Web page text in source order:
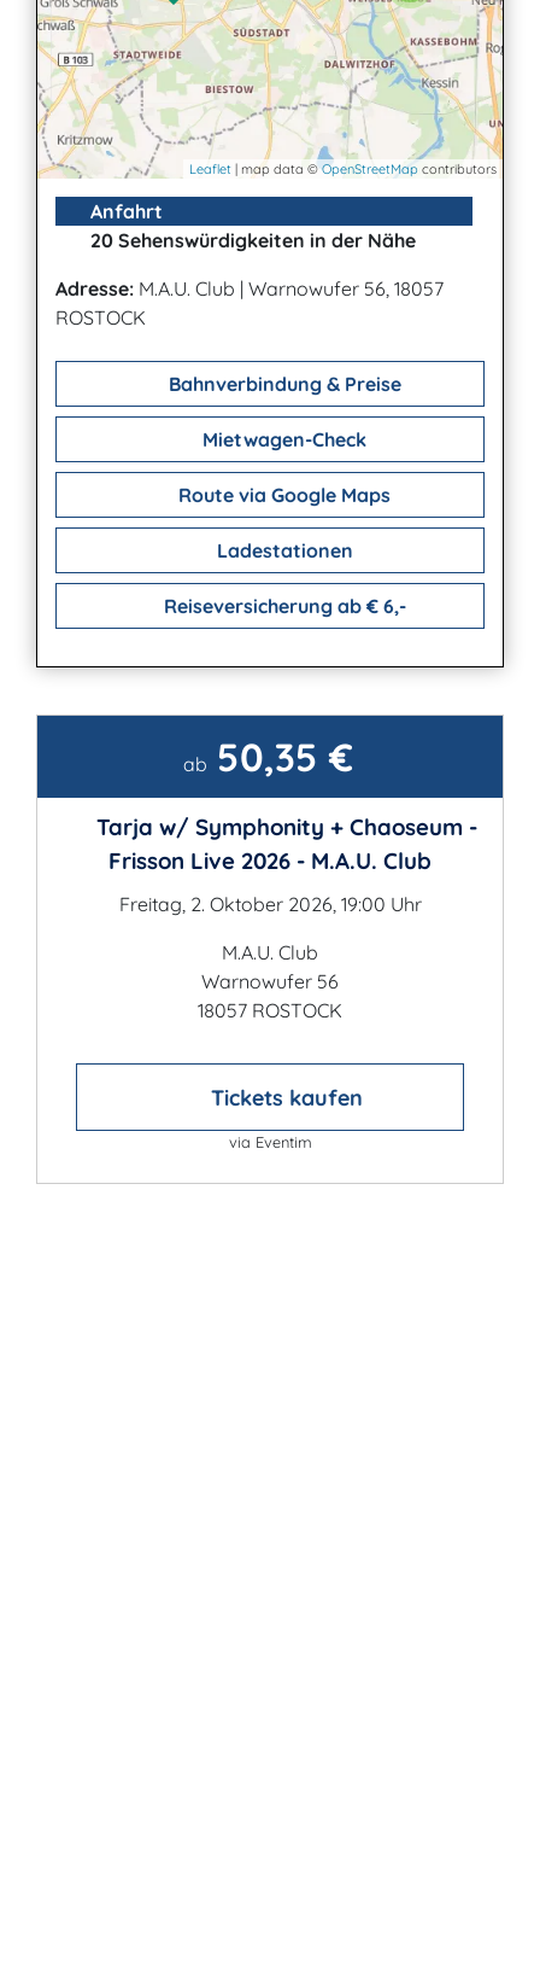
Leaflet | map data ©OpenStreetMap contributors
Anfahrt
20 Sehenswürdigkeiten in der Nähe
Adresse: M.A.U. Club | Warnowufer 56, 18057
ROSTOCK
Bahnverbindung & Preise
Mietwagen-Check
Route via Google Maps
Ladestationen
Reiseversicherung ab € 6,-
Kontaktab 50,35 €
Tarja w/ Symphonity + Chaoseum -
Frisson Live 2026 - M.A.U. Club
Freitag, 2. Oktober 2026, 19:00 Uhr
M.A.U. Club
Warnowufer 56
18057 ROSTOCK
Tickets kaufen
via Eventim